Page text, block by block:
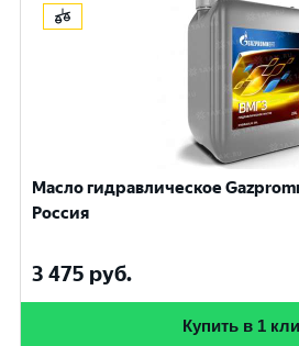
Масло гидравлическое
Россия
3 475 руб.
Купить в 1